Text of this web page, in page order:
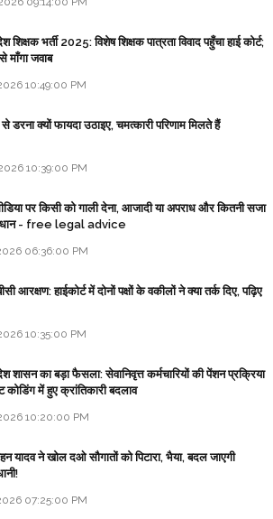
शिक्षक भर्ती 2025: विशेष शिक्षक पात्रता विवाद पहुँचा हाई कोर्ट;
माँगा जवाब
10:49:00 PM
डरना क्यों फायदा उठाइए, चमत्कारी परिणाम मिलते हैं
10:39:00 PM
पर किसी को गाली देना, आजादी या अपराध और कितनी सजा
- free legal advice
06:36:00 PM
आरक्षण: हाईकोर्ट में दोनों पक्षों के वकीलों ने क्या तर्क दिए, पढ़िए
10:35:00 PM
शासन का बड़ा फैसला: सेवानिवृत्त कर्मचारियों की पेंशन प्रक्रिया
में हुए क्रांतिकारी बदलाव
10:20:00 PM
यादव ने खोल दओ सौगातों को पिटारा, भैया, बदल जाएगी
07:25:00 PM